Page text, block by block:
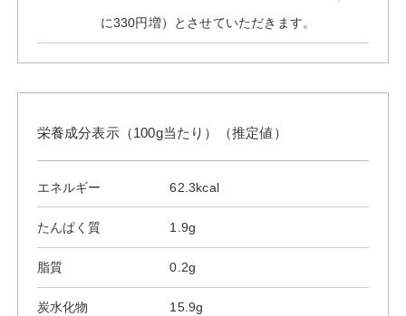
に330円増）とさせていただきます。
栄養成分表示（100g当たり）（推定値）
エネルギー 62.3kcal
たんぱく質 1.9g
脂質 0.2g
炭水化物 15.9g